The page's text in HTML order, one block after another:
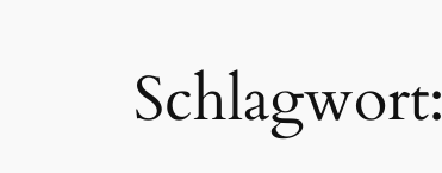
Schlagwort: